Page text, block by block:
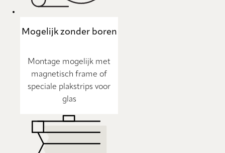
Mogelijk zonder boren
Montage mogelijk met
magnetisch frame of
speciale plakstrips voor
glas